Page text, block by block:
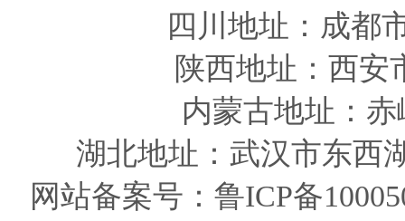
四川 地址 ：成都
陕西地址 ：西
内蒙古地址：
湖北地址：武汉市东西
网站备案号： 鲁ICP备